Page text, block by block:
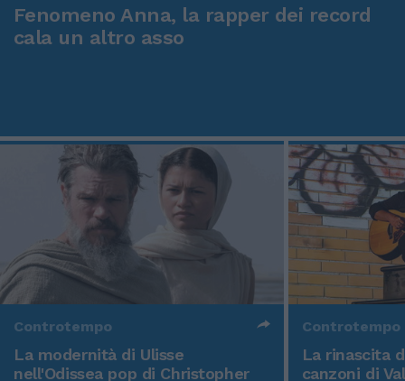
Fenomeno Anna, la rapper dei record
cala un altro asso
Controtempo
La modernità di Ulisse
nell'Odissea pop di Christopher
Controtempo
La rinascita
canzoni di